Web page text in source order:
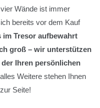
Wände ist immer
bereits vor dem Kauf
im Tresor aufbewahrt
groß – wir unterstützen
Ihren persönlichen
Weitere stehen Ihnen
Seite!